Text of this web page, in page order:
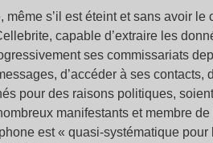
s’il est éteint et sans avoir le
capable d’extraire les
ses commissariats
d’accéder à ses contacts,
pour des raisons politiques,
manifestants et membre
est « quasi-systématique pour